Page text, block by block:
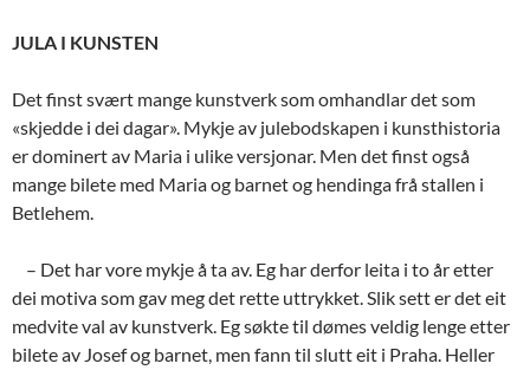
JULA I KUNSTEN
Det finst svært mange kunstverk som omhandlar det som
«skjedde i dei dagar». Mykje av julebodskapen i kunsthistoria
er dominert av Maria i ulike versjonar. Men det finst også
mange bilete med Maria og barnet og hendinga frå stallen i
Betlehem.
– Det har vore mykje å ta av. Eg har derfor leita i to år etter
dei motiva som gav meg det rette uttrykket. Slik sett er det eit
medvite val av kunstverk. Eg søkte til dømes veldig lenge etter
bilete av Josef og barnet, men fann til slutt eit i Praha. Heller